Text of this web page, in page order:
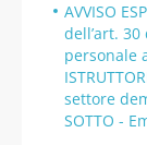
AVVISO
dell’art. 30
personale
settore
SOTTO -